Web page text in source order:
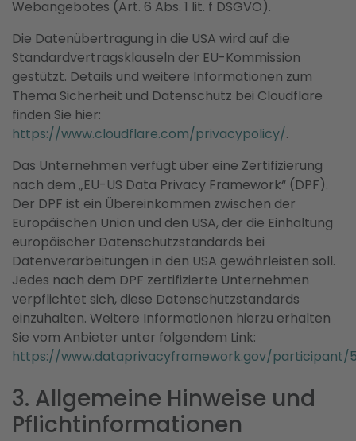
Webangebotes (Art. 6 Abs. 1 lit. f DSGVO).
Die Datenübertragung in die USA wird auf die
Standardvertragsklauseln der EU-Kommission
gestützt. Details und weitere Informationen zum
Thema Sicherheit und Datenschutz bei Cloudflare
finden Sie hier:
https://www.cloudflare.com/privacypolicy/.
Das Unternehmen verfügt über eine Zertifizierung
nach dem „EU-US Data Privacy Framework“ (DPF).
Der DPF ist ein Übereinkommen zwischen der
Europäischen Union und den USA, der die Einhaltung
europäischer Datenschutzstandards bei
Datenverarbeitungen in den USA gewährleisten soll.
Jedes nach dem DPF zertifizierte Unternehmen
verpflichtet sich, diese Datenschutzstandards
einzuhalten. Weitere Informationen hierzu erhalten
Sie vom Anbieter unter folgendem Link:
https://www.dataprivacyframework.gov/participant/
3. Allgemeine Hinweise und
Pflicht­informationen